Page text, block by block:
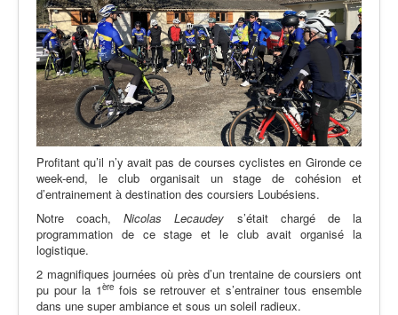
Profitant qu’il n’y avait pas de courses cyclistes en Gironde ce
week-end, le club organisait un stage de cohésion et
d’entrainement à destination des coursiers Loubésiens.
Notre coach,Nicolas Lecaudey s’était chargé de la
programmation de ce stage et le club avait organisé la
logistique.
2 magnifiques journées où près d’un trentaine de coursiers ont
pu pour la 1èrefois se retrouver et s’entrainer tous ensemble
dans une super ambiance et sous un soleil radieux.